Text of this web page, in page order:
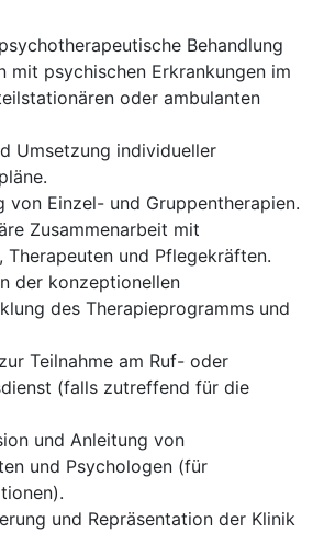
Behandlung
mit psychischen Erkrankungen im
oder ambulanten
Umsetzung individueller
von Einzel- und Gruppentherapien.
Zusammenarbeit mit
Therapeuten und Pflegekräften.
der konzeptionellen
des Therapieprogramms und
Teilnahme am Ruf- oder
(falls zutreffend für die
und Anleitung von
und Psychologen (für
und Repräsentation der Klinik